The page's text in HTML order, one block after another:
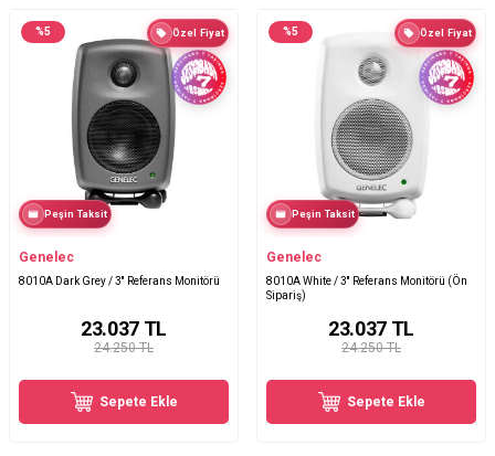
%5 Özel Fiyat
Peşin Taksit
Genelec
8010A Dark Grey / 3'' Referans Monitörü
24.250 TL
23.037TL
Sepete Ekle
%5 Özel Fiyat
Peşin Taksit
Genelec
8010A White / 3'' Referans Monitörü (Ön
Sipariş)
24.250 TL
23.037TL
Sepete Ekle